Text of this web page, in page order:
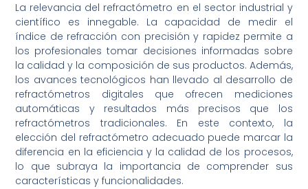
La relevancia del refractómetro en el sector industrial y
científico es innegable. La capacidad de medir el
índice de refracción con precisión y rapidez permite a
los profesionales tomar decisiones informadas sobre
la calidad y la composición de sus productos. Además,
los avances tecnológicos han llevado al desarrollo de
refractómetros digitales que ofrecen mediciones
automáticas y resultados más precisos que los
refractómetros tradicionales. En este contexto, la
elección del refractómetro adecuado puede marcar la
diferencia en la eficiencia y la calidad de los procesos,
lo que subraya la importancia de comprender sus
características y funcionalidades.